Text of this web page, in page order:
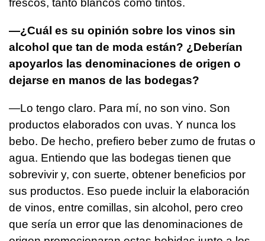
frescos, tanto blancos como tintos.
—¿Cuál es su opinión sobre los vinos sin
alcohol que tan de moda están? ¿Deberían
apoyarlos las denominaciones de origen o
dejarse en manos de las bodegas?
—Lo tengo claro. Para mí, no son vino. Son
productos elaborados con uvas. Y nunca los
bebo. De hecho, prefiero beber zumo de frutas o
agua. Entiendo que las bodegas tienen que
sobrevivir y, con suerte, obtener beneficios por
sus productos. Eso puede incluir la elaboración
de vinos, entre comillas, sin alcohol, pero creo
que sería un error que las denominaciones de